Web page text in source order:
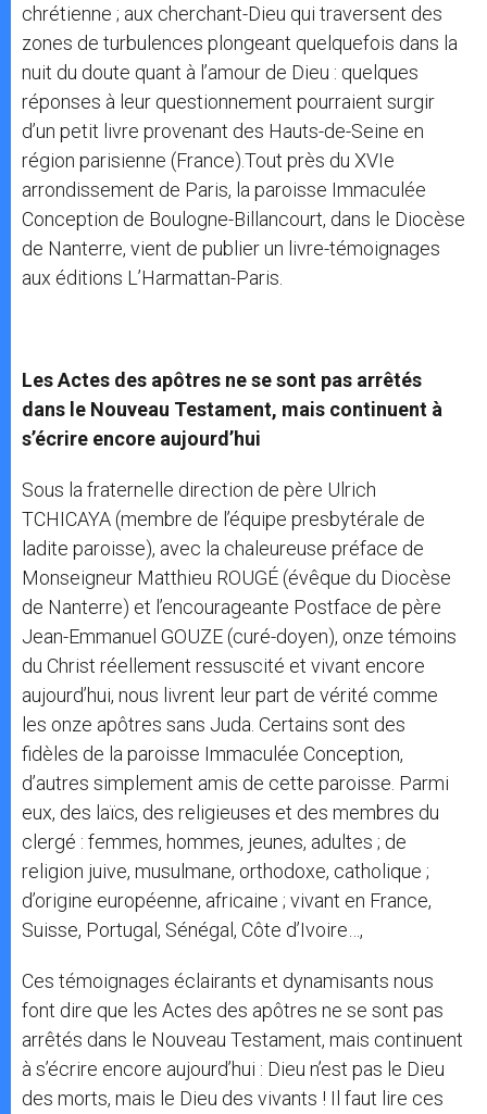
chrétienne ; aux cherchant-Dieu qui traversent des
zones de turbulences plongeant quelquefois dans la
nuit du doute quant à l’amour de Dieu : quelques
réponses à leur questionnement pourraient surgir
d’un petit livre provenant des Hauts-de-Seine en
région parisienne (France).Tout près du XVIe
arrondissement de Paris, la paroisse Immaculée
Conception de Boulogne-Billancourt, dans le Diocèse
de Nanterre, vient de publier un livre-témoignages
aux éditions L’Harmattan-Paris.
Les Actes des apôtres ne se sont pas arrêtés
dans le Nouveau Testament, mais continuent à
s’écrire encore aujourd’hui
Sous la fraternelle direction de père Ulrich
TCHICAYA (membre de l’équipe presbytérale de
ladite paroisse), avec la chaleureuse préface de
Monseigneur Matthieu ROUGÉ (évêque du Diocèse
de Nanterre) et l’encourageante Postface de père
Jean-Emmanuel GOUZE (curé-doyen), onze témoins
du Christ réellement ressuscité et vivant encore
aujourd’hui, nous livrent leur part de vérité comme
les onze apôtres sans Juda. Certains sont des
fidèles de la paroisse Immaculée Conception,
d’autres simplement amis de cette paroisse. Parmi
eux, des laïcs, des religieuses et des membres du
clergé : femmes, hommes, jeunes, adultes ; de
religion juive, musulmane, orthodoxe, catholique ;
d’origine européenne, africaine ; vivant en France,
Suisse, Portugal, Sénégal, Côte d’Ivoire…,
Ces témoignages éclairants et dynamisants nous
font dire que les Actes des apôtres ne se sont pas
arrêtés dans le Nouveau Testament, mais continuent
à s’écrire encore aujourd’hui : Dieu n’est pas le Dieu
des morts, mais le Dieu des vivants ! Il faut lire ces